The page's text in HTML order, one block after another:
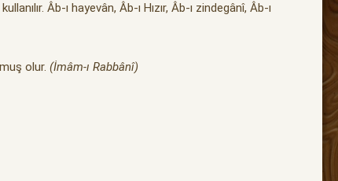
Âb-ı hayevân, Âb-ı Hızır, Âb-ı zindegânî, Âb-ı
olur.(İmâm-ı Rabbânî)